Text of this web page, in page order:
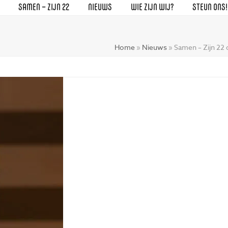
SAMEN – ZIJN 22 NIEUWS WIE ZIJN WIJ? STEUN ONS!
Home » Nieuws » Samen – Zijn